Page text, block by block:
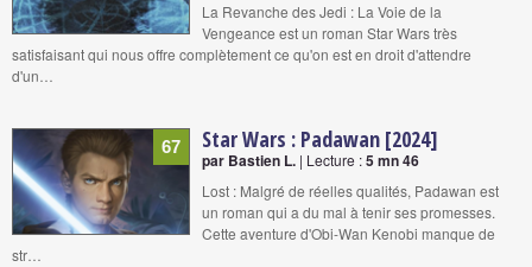
La Revanche des Jedi : La Voie de la
Vengeance est un roman Star Wars très
satisfaisant qui nous offre complètement ce qu'on est en droit d'attendre
d'un…
67 Star Wars : Padawan [2024]
par Bastien L. | Lecture :5 mn 46
Lost : Malgré de réelles qualités, Padawan est
un roman qui a du mal à tenir ses promesses.
Cette aventure d'Obi-Wan Kenobi manque de
str…